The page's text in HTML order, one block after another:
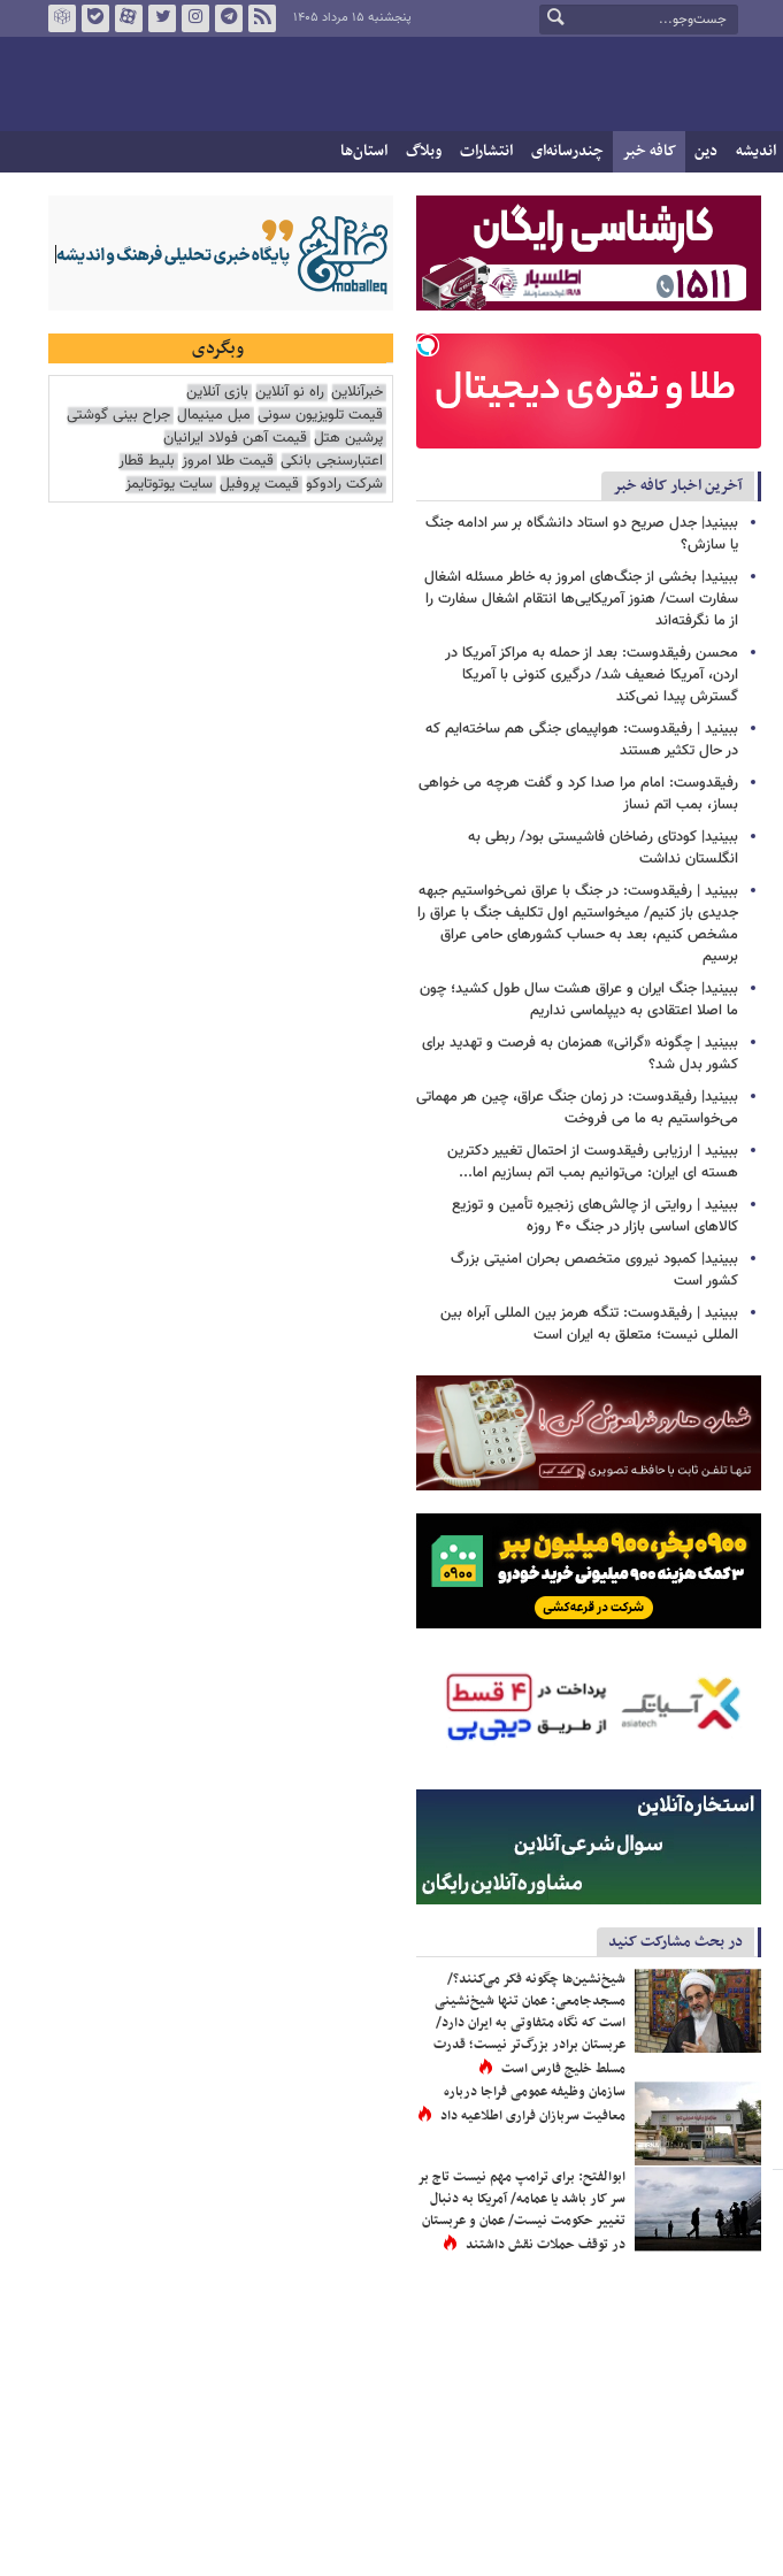
پنجشنبه ۱۵ مرداد ۱۴۰۵
اندیشه دین کافه خبر چندرسانه‌ای انتشارات وبلاگ استان‌ها
آخرین اخبار کافه خبر
ببینید| جدل صریح دو استاد دانشگاه بر سر ادامه جنگ
یا سازش؟
ببینید| بخشی از جنگ‌های امروز به خاطر مسئله اشغال
سفارت است/ هنوز آمریکایی‌ها انتقام اشغال سفارت را
از ما نگرفته‌اند
محسن رفیقدوست: بعد از حمله به مراکز آمریکا در
اردن، آمریکا ضعیف شد/ درگیری کنونی با آمریکا
گسترش پیدا نمی‌کند
ببینید | رفیقدوست: هواپیمای جنگی هم ساخته‌ایم که
در حال تکثیر هستند
رفیقدوست: امام مرا صدا کرد و گفت هرچه می خواهی
بساز، بمب اتم نساز
ببینید| کودتای رضاخان فاشیستی بود/ ربطی به
انگلستان نداشت
ببینید | رفیقدوست: در جنگ با عراق نمی‌خواستیم جبهه
جدیدی باز کنیم/ میخواستیم اول تکلیف جنگ با عراق را
مشخص کنیم، بعد به حساب کشورهای حامی عراق
برسیم
ببینید| جنگ ایران و عراق هشت سال طول کشید؛ چون
ما اصلا اعتقادی به دیپلماسی نداریم
ببینید | چگونه «گرانی» همزمان به فرصت و تهدید برای
کشور بدل شد؟
ببینید| رفیقدوست: در زمان جنگ عراق، چین هر مهماتی
می‌خواستیم به ما می فروخت
ببینید | ارزیابی رفیقدوست از احتمال تغییر دکترین
هسته ای ایران: می‌توانیم بمب اتم بسازیم اما...
ببینید | روایتی از چالش‌های زنجیره تأمین و توزیع
کالاهای اساسی بازار در جنگ ۴۰ روزه
ببینید| کمبود نیروی متخصص بحران امنیتی بزرگ
کشور است
ببینید | رفیقدوست: تنگه هرمز بین المللی آبراه بین
المللی نیست؛ متعلق به ایران است
در بحث مشارکت کنید
شیخ‌نشین‌ها چگونه فکر می‌کنند؟/
مسجدجامعی: عمان تنها شیخ‌نشینی
است که نگاه متفاوتی به ایران دارد/
عربستان برادر بزرگ‌تر نیست؛ قدرت
مسلط خلیج فارس است
سازمان وظیفه عمومی فراجا درباره
معافیت سربازان فراری اطلاعیه داد
ابوالفتح: برای ترامپ مهم نیست تاج بر
سر کار باشد یا عمامه/ آمریکا به دنبال
تغییر حکومت نیست/ عمان و عربستان
در توقف حملات نقش داشتند
وبگردی
خبرآنلاین راه نو آنلاین بازی آنلاین
قیمت تلویزیون سونی مبل مینیمال جراح بینی گوشتی
پرشین هتل قیمت آهن فولاد ایرانیان
اعتبارسنجی بانکی قیمت طلا امروز بلیط قطار
شرکت رادوکو قیمت پروفیل سایت یوتوتایمز